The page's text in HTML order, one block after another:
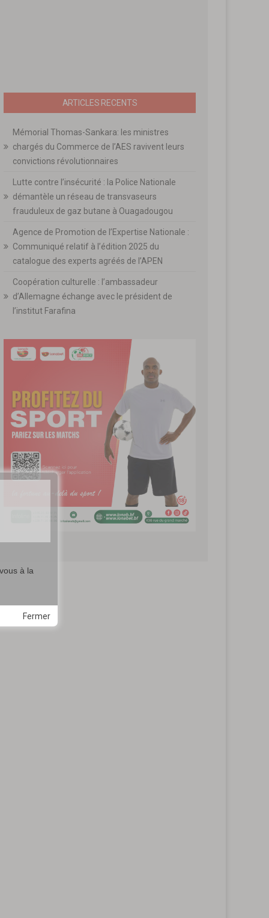
ARTICLES RECENTS
Mémorial Thomas-Sankara: les ministres
chargés du Commerce de l’AES ravivent leurs
convictions révolutionnaires
Lutte contre l’insécurité : la Police Nationale
démantèle un réseau de transvaseurs
frauduleux de gaz butane à Ouagadougou
Agence de Promotion de l’Expertise Nationale :
Communiqué relatif à l’édition 2025 du
catalogue des experts agréés de l’APEN
Coopération culturelle : l’ambassadeur
d’Allemagne échange avec le président de
l’institut Farafina
Fermer
à la